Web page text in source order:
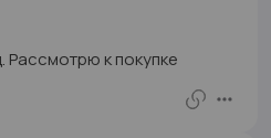
к покупке